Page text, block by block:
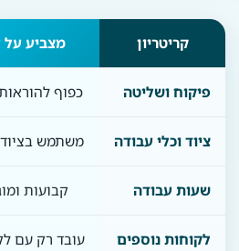
קריטריון מצביע על
פיקוח ושליטה כפוף
ציוד וכלי עבודה משתמש
שעות עבודה קבועות
לקוחות נוספים עובד רק עם